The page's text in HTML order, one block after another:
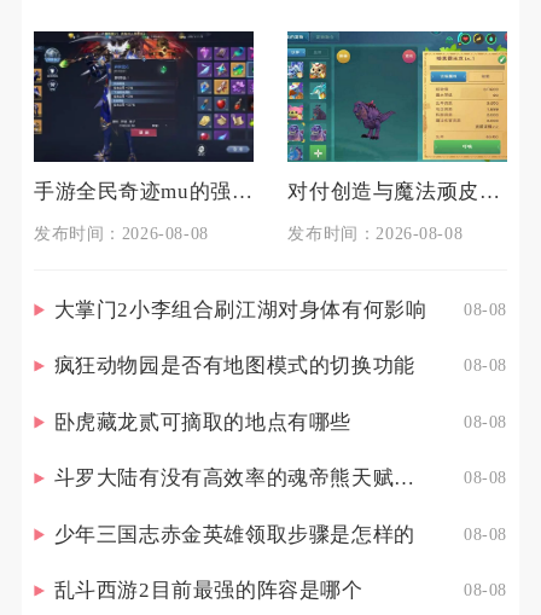
手游全民奇迹mu的强化技巧有哪些
发布时间：2026-08-08
对付创造与魔法顽皮蝾螈的技巧是什么
发布时间：2026-08-08
大掌门2小李组合刷江湖对身体有何影响 08-08
疯狂动物园是否有地图模式的切换功能 08-08
卧虎藏龙贰可摘取的地点有哪些 08-08
斗罗大陆有没有高效率的魂帝熊天赋点配置策略 08-08
少年三国志赤金英雄领取步骤是怎样的 08-08
乱斗西游2目前最强的阵容是哪个 08-08